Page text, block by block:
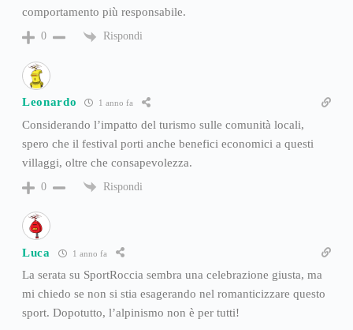
comportamento più responsabile.
0 Rispondi
Leonardo 1 anno fa
Considerando l’impatto del turismo sulle comunità locali,
spero che il festival porti anche benefici economici a questi
villaggi, oltre che consapevolezza.
0 Rispondi
Luca 1 anno fa
La serata su SportRoccia sembra una celebrazione giusta, ma
mi chiedo se non si stia esagerando nel romanticizzare questo
sport. Dopotutto, l’alpinismo non è per tutti!